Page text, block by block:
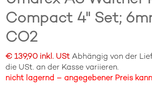
Compact 4" Set;
CO2
€ 139,90 inkl. UStAbhängig von der
die USt. an der Kasse variieren.
nicht lagernd – angegebener Preis